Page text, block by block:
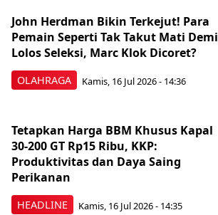
OLAHRAGA
John Herdman Bikin Terkejut! Para
Pemain Seperti Tak Takut Mati Demi
Lolos Seleksi, Marc Klok Dicoret?
Kamis, 16 Jul 2026 - 14:36
HEADLINE
Tetapkan Harga BBM Khusus Kapal
30-200 GT Rp15 Ribu, KKP:
Produktivitas dan Daya Saing
Perikanan
Kamis, 16 Jul 2026 - 14:35